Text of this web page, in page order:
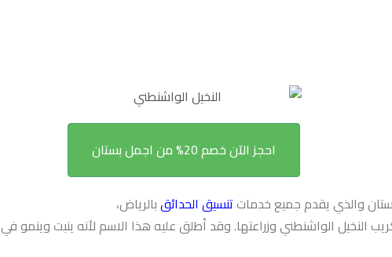
احجز الآن خصم 20% من اجمل بستان
والذي يقدم جميع خدماتتنسيق الحدائقبالرياض،
الواشنطني وزراعتها. وقد أطلق عليه هذا الاسم لأنه ينبت وينمو في